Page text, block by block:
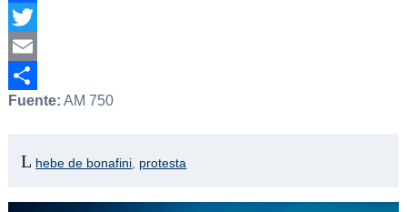
Facebook
Twitter
Email
Compartir
Fuente: AM 750
hebe de bonafini protesta